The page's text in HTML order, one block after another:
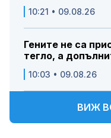
10:21 • 09.08.26
Гените не са
тегло, а
10:03 • 09.08.26
ВИЖ